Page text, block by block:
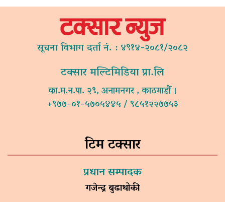
सूचना विभाग दर्ता नं. : ४९१४-२०८१/२०८२
टक्सार मल्टिमिडिया प्रा.लि
का.म.न.पा. २९, अनामनगर , काठमाडौं ।
+९७७-०१-५७०५४४५ / ९८५१२२७७५३
टिम टक्सार
प्रधान सम्पादक
गजेन्द्र बुढाथोकी